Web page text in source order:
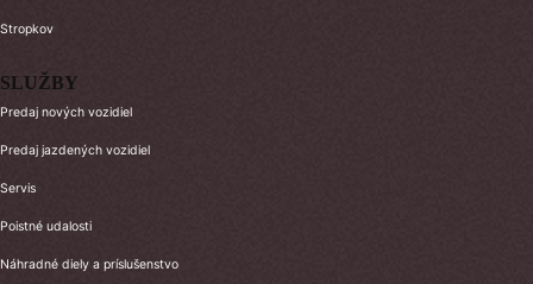
Stropkov
SLUŽBY
Predaj nových vozidiel
Predaj jazdených vozidiel
Servis
Poistné udalosti
Náhradné diely a príslušenstvo